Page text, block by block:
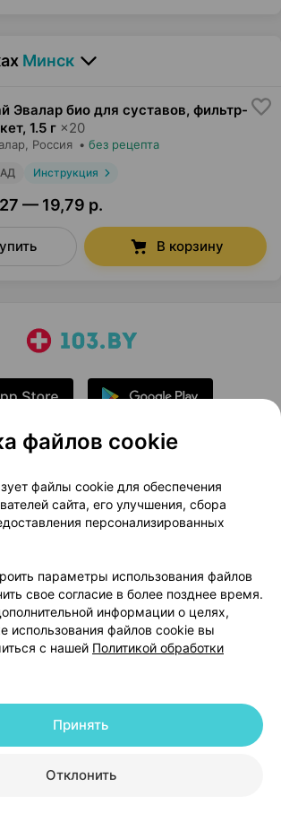
Минск
Эвалар био для суставов, фильтр-
, 1.5 г ×20
, Россия • без рецепта
Инструкция
— 19,79 р.
В корзину
Новости проекта
рекламы
Медицинский маркетинг
договор
Доставка
оплаты
Вакансии
Партнеры
руководителю 103.by
Написать в поддержку
настройки Cookie
УНП 191700409 | 220012, Республика Беларусь,
+375 291212755
файлов cookie
файлы cookie для обеспечения
сайта, его улучшения, сбора
персонализированных
параметры использования файлов
свое согласие в более позднее время.
информации о целях,
использования файлов cookie вы
с нашей Политикой обработки
Отклонить
Принять